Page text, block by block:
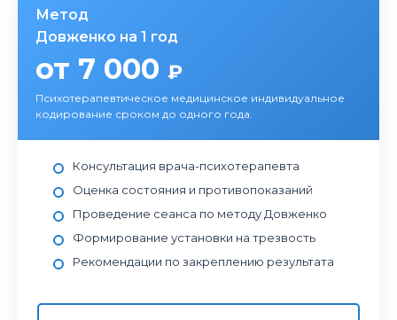
Метод
Довженко на 1 год
от 7 000 ₽
Психотерапевтическое медицинское индивидуальное
кодирование сроком до одного года.
Консультация врача-психотерапевта
Оценка состояния и противопоказаний
Проведение сеанса по методу Довженко
Формирование установки на трезвость
Рекомендации по закреплению результата